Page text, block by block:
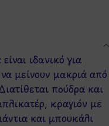
ιδανικό για
μείνουν μακριά από
πούδρα και
κραγιόν με
και μπουκάλι